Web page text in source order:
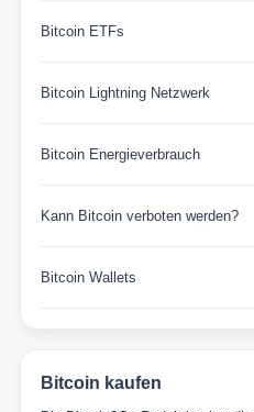
Bitcoin ETFs
Bitcoin Lightning Netzwerk
Bitcoin Energieverbrauch
Kann Bitcoin verboten werden?
Bitcoin Wallets
Bitcoin kaufen